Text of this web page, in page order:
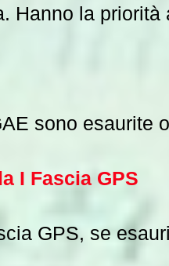
Hanno la priorità
sono esaurite
I Fascia GPS
GPS, se